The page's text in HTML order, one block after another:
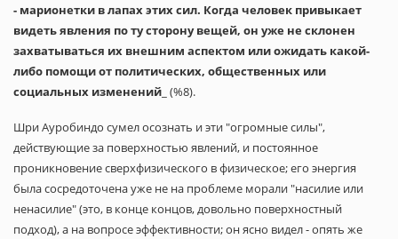
- марионетки в лапах этих сил. Когда человек привыкает
видеть явления по ту сторону вещей, он уже не склонен
захватываться их внешним аспектом или ожидать какой-
либо помощи от политических, общественных или
социальных изменений _ (%8).
Шри Ауробиндо сумел осознать и эти "огромные силы",
действующие за поверхностью явлений, и постоянное
проникновение сверхфизического в физическое; его энергия
была сосредоточена уже не на проблеме морали "насилие или
ненасилие" (это, в конце концов, довольно поверхностный
подход), а на вопросе эффективности; он ясно видел - опять же